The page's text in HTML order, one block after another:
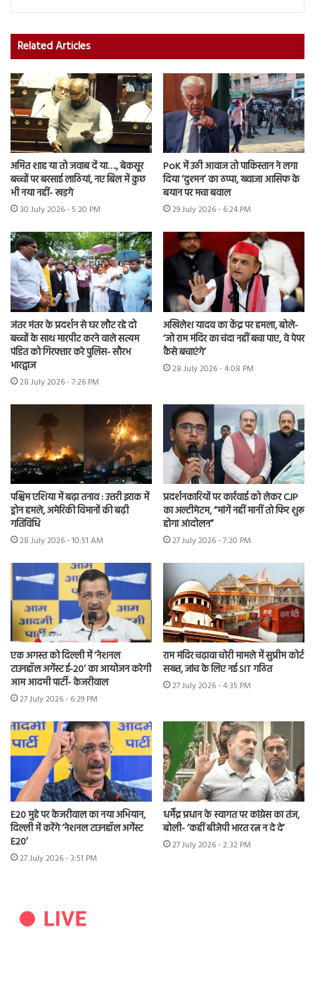
Related Articles
अमित शाह या तो जवाब दें या…., बेकसूर
बच्चों पर बरसाई लाठियां, नए बिल में कुछ
भी नया नहीं- खड़गे
30 July 2026 - 5:20 PM
PoK में उठी आवाज तो पाकिस्तान ने लगा
दिया ‘दुश्मन’ का ठप्पा, ख्वाजा आसिफ के
बयान पर मचा बवाल
29 July 2026 - 6:24 PM
जंतर मंतर के प्रदर्शन से घर लौट रहे दो
बच्चों के साथ मारपीट करने वाले सत्यम
पंडित को गिरफ्तार करे पुलिस- सौरभ
भारद्वाज
28 July 2026 - 7:26 PM
अखिलेश यादव का केंद्र पर हमला, बोले-
‘जो राम मंदिर का चंदा नहीं बचा पाए, वे पेपर
कैसे बचाएंगे’
28 July 2026 - 4:08 PM
पश्चिम एशिया में बढ़ा तनाव : उत्तरी इराक में
ड्रोन हमले, अमेरिकी विमानों की बढ़ी
गतिविधि
28 July 2026 - 10:51 AM
प्रदर्शनकारियों पर कार्रवाई को लेकर CJP
का अल्टीमेटम, “मांगें नहीं मानीं तो फिर शुरू
होगा आंदोलन”
27 July 2026 - 7:20 PM
एक अगस्त को दिल्ली में ‘नेशनल
टाउनहॉल अगेंस्ट ई-20’ का आयोजन करेगी
आम आदमी पार्टी- केजरीवाल
27 July 2026 - 6:29 PM
राम मंदिर चढ़ावा चोरी मामले में सुप्रीम कोर्ट
सख्त, जांच के लिए नई SIT गठित
27 July 2026 - 4:35 PM
E20 मुद्दे पर केजरीवाल का नया अभियान,
दिल्ली में करेंगे ‘नेशनल टाउनहॉल अगेंस्ट
E20’
27 July 2026 - 3:51 PM
धर्मेंद्र प्रधान के स्वागत पर कांग्रेस का तंज,
बोली- ‘कहीं बीजेपी भारत रत्न न दे दे’
27 July 2026 - 2:32 PM